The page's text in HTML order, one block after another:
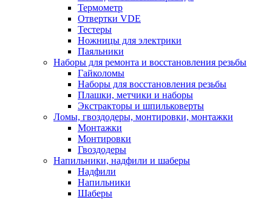
Термометр
Отвертки VDE
Тестеры
Ножницы для электрики
Паяльники
Наборы для ремонта и восстановления резьбы
Гайколомы
Наборы для восстановления резьбы
Плашки, метчики и наборы
Экстракторы и шпильковерты
Ломы, гвоздодеры, монтировки, монтажки
Монтажки
Монтировки
Гвоздодеры
Напильники, надфили и шаберы
Надфили
Напильники
Шаберы